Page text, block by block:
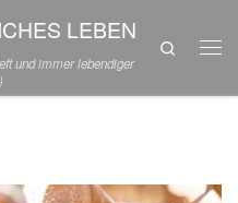
LEBEN
und immer lebendiger
Search